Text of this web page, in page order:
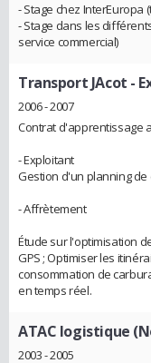
- Stage chez
- Stage dans les
service commercial)
Transport JAcot -
2006 - 2007
Contrat d'apprentissage
- Exploitant
Gestion d'un planning
- Affrètement
Étude sur l'optimisation
GPS ; Optimiser les
consommation de
en temps réel.
ATAC logistique
2003 - 2005